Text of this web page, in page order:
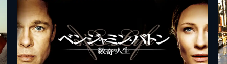
スア
マッ
チャ